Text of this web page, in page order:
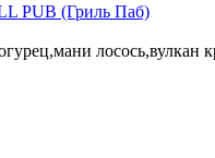
лосось,вулкан